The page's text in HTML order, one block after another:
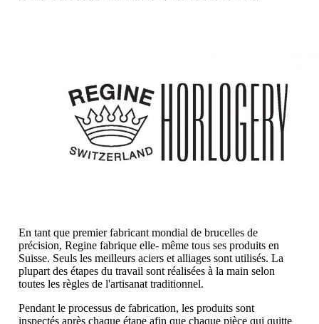
En tant que premier fabricant mondial de brucelles de
précision, Regine fabrique elle- même tous ses produits en
Suisse. Seuls les meilleurs aciers et alliages sont utilisés. La
plupart des étapes du travail sont réalisées à la main selon
toutes les règles de l'artisanat traditionnel.
Pendant le processus de fabrication, les produits sont
inspectés après chaque étape afin que chaque pièce qui quitte